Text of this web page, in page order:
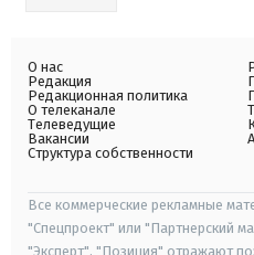
О нас
Редакция
Редакционная политика
О телеканале
Телеведущие
Вакансии
Структура собственности
Все коммерческие рекламные
"Спецпроект" или "Партнерский
"Эксперт", "Позиция" отражают